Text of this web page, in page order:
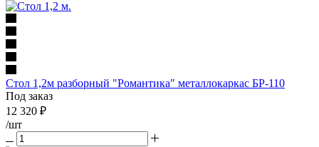
Стол 1,2м разборный "Романтика" металлокаркас БР-110
Под заказ
12 320 ₽
/шт